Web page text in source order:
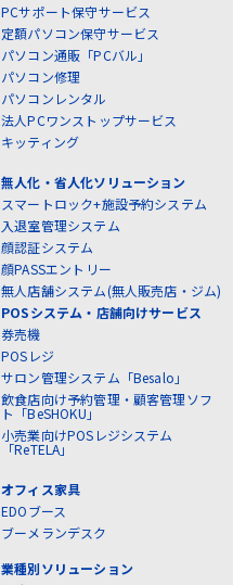
PCサポート保守サービス
定額パソコン保守サービス
パソコン通販「PCバル」
パソコン修理
パソコンレンタル
法人PCワンストップサービス
キッティング
無人化・省人化ソリューション
スマートロック+施設予約システム
入退室管理システム
顔認証システム
顔PASSエントリー
無人店舗システム(無人販売店・ジム)
POSシステム・店舗向けサービス
券売機
POSレジ
サロン管理システム「Besalo」
飲食店向け予約管理・顧客管理ソフ
ト「BeSHOKU」
小売業向けPOSレジシステム
「ReTELA」
オフィス家具
EDOブース
ブーメランデスク
業種別ソリューション